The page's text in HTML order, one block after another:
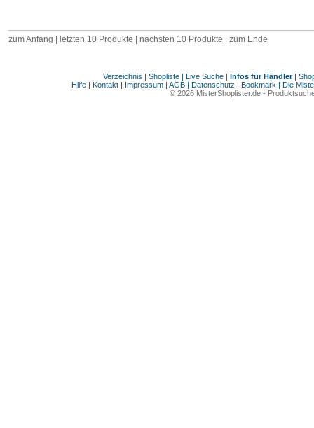
zum Anfang | letzten 10 Produkte | nächsten 10 Produkte | zum Ende
Verzeichnis | Shopliste| Live Suche| Infos für Händler|
Hilfe | Kontakt | Impressum | AGB | Datenschutz | Bookmark | Die
© 2026 MisterShoplister.de-